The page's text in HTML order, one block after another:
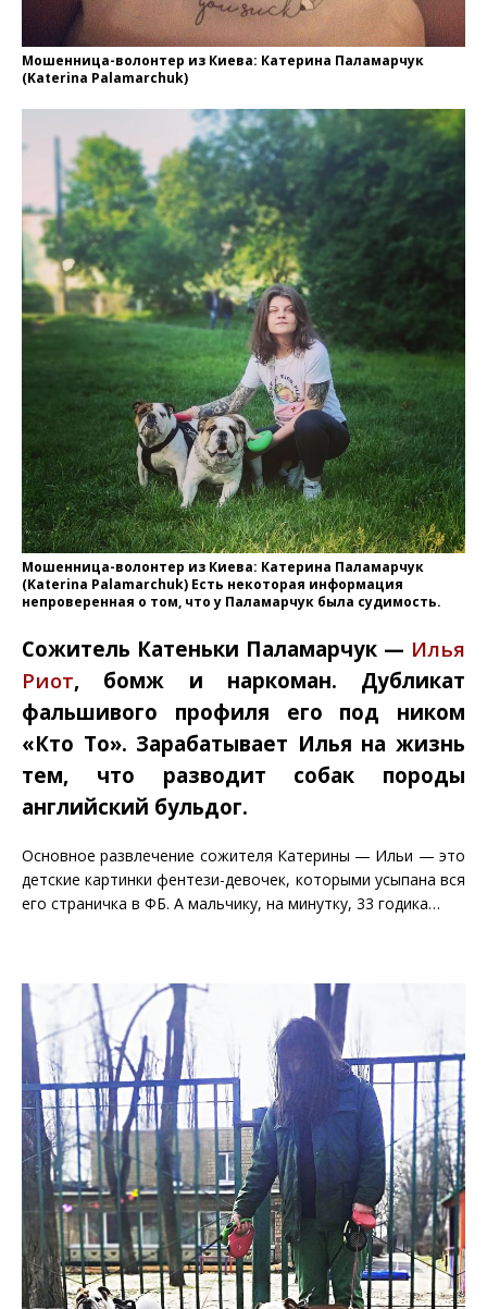
Мошенница-волонтер из Киева: Катерина Паламарчук
(Katerina Palamarchuk)
Мошенница-волонтер из Киева: Катерина Паламарчук
(Katerina Palamarchuk) Есть некоторая информация
непроверенная о том, что у Паламарчук была судимость.
Сожитель Катеньки Паламарчук — Илья
Риот, бомж и наркоман. Дубликат
фальшивого профиля его под ником
«Кто То». Зарабатывает Илья на жизнь
тем, что разводит собак породы
английский бульдог.
Основное развлечение сожителя Катерины — Ильи — это
детские картинки фентези-девочек, которыми усыпана вся
его страничка в ФБ. А мальчику, на минутку, 33 годика…